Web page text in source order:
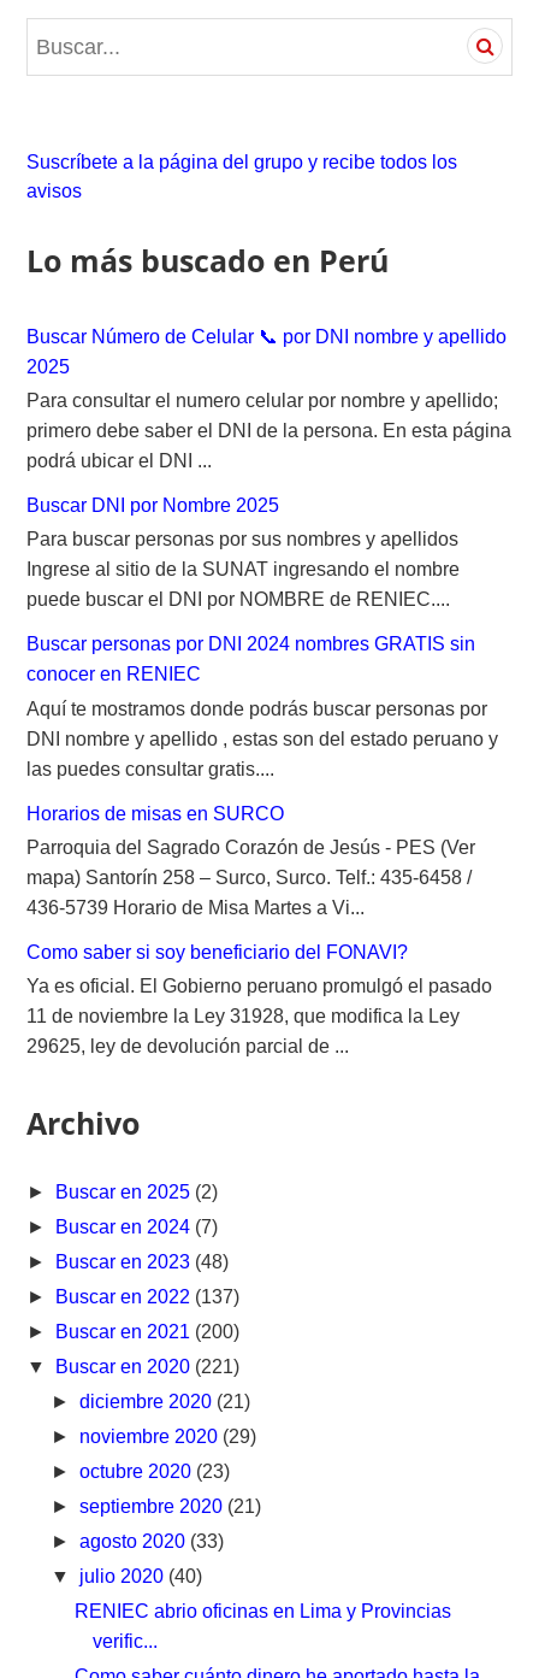
e
Suscríbete a la página del grupo y recibe todos los
avisos
Lo más buscado en Perú
Buscar Número de Celular 📞 por DNI nombre y apellido
2025
Para consultar el numero celular por nombre y apellido;
primero debe saber el DNI de la persona. En esta página
podrá ubicar el DNI ...
Buscar DNI por Nombre 2025
Para buscar personas por sus nombres y apellidos
Ingrese al sitio de la SUNAT ingresando el nombre
puede buscar el DNI por NOMBRE de RENIEC....
Buscar personas por DNI 2024 nombres GRATIS sin
conocer en RENIEC
Aquí te mostramos donde podrás buscar personas por
DNI nombre y apellido , estas son del estado peruano y
las puedes consultar gratis....
Horarios de misas en SURCO
Parroquia del Sagrado Corazón de Jesús - PES (Ver
mapa) Santorín 258 – Surco, Surco. Telf.: 435-6458 /
436-5739 Horario de Misa Martes a Vi...
Como saber si soy beneficiario del FONAVI?
Ya es oficial. El Gobierno peruano promulgó el pasado
11 de noviembre la Ley 31928, que modifica la Ley
29625, ley de devolución parcial de ...
Archivo
► Buscar en 2025 (2)
► Buscar en 2024 (7)
► Buscar en 2023 (48)
► Buscar en 2022 (137)
► Buscar en 2021 (200)
▼ Buscar en 2020 (221)
► diciembre 2020 (21)
► noviembre 2020 (29)
► octubre 2020 (23)
► septiembre 2020 (21)
► agosto 2020 (33)
▼ julio 2020 (40)
RENIEC abrio oficinas en Lima y Provincias
verific...